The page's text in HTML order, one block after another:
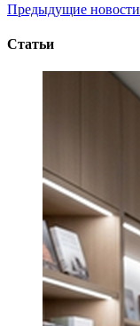
Предыдущие новости
Статьи